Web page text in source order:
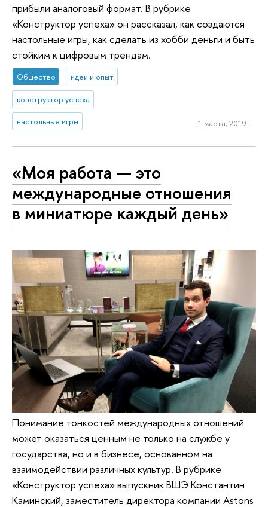
прибыли аналоговый формат. В рубрике
«Конструктор успеха» он рассказал, как создаются
настольные игры, как сделать из хобби деньги и быть
стойким к цифровым трендам.
Общество идеи и опыт
конструктор успеха
настольные игры 1 марта, 2019 г.
«Моя работа — это
международные отношения
в миниатюре каждый день»
Понимание тонкостей международных отношений
может оказаться ценным не только на службе у
государства, но и в бизнесе, основанном на
взаимодействии различных культур. В рубрике
«Конструктор успеха» выпускник ВШЭ Константин
Каминский, заместитель директора компании Astons